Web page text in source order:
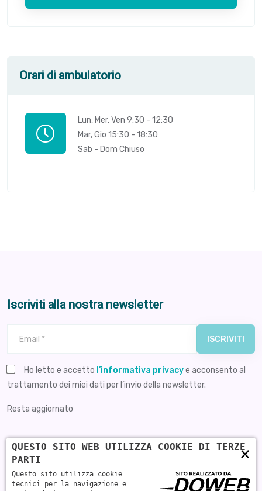
Orari di ambulatorio
Lun, Mer, Ven 9:30 - 12:30
Mar, Gio 15:30 - 18:30
Sab - Dom Chiuso
Iscriviti alla nostra newsletter
ISCRIVITI
Vuoto Newsletter
Ho letto e accetto l’informativa privacye acconsento al
trattamento dei miei dati per l’invio della newsletter.
Resta aggiornato
×
QUESTO SITO WEB UTILIZZA COOKIE DI TERZE
PARTI
Questo sito utilizza cookie
tecnici per la navigazione e